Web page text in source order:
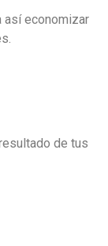
así economizar
de tus